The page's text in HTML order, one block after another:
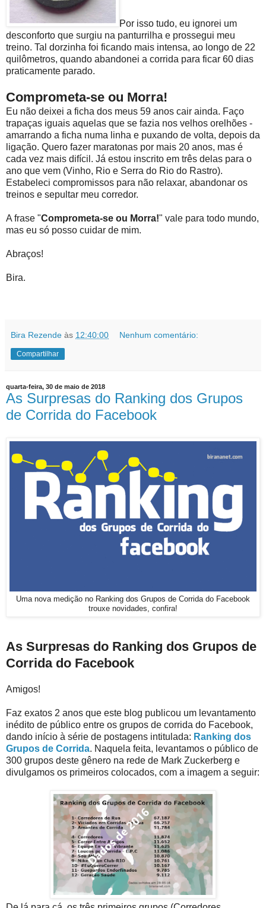
Por isso tudo, eu ignorei um
desconforto que surgiu na panturrilha e prossegui meu
treino. Tal dorzinha foi ficando mais intensa, ao longo de 22
quilômetros, quando abandonei a corrida para ficar 60 dias
praticamente parado.
Comprometa-se ou Morra!
Eu não deixei a ficha dos meus 59 anos cair ainda. Faço
trapaças iguais aquelas que se fazia nos velhos orelhões -
amarrando a ficha numa linha e puxando de volta, depois da
ligação. Quero fazer maratonas por mais 20 anos, mas é
cada vez mais difícil. Já estou inscrito em três delas para o
ano que vem (Vinho, Rio e Serra do Rio do Rastro).
Estabeleci compromissos para não relaxar, abandonar os
treinos e sepultar meu corredor.
A frase "Comprometa-se ou Morra!" vale para todo mundo,
mas eu só posso cuidar de mim.
Abraços!
Bira.
Bira Rezende às 12:40:00 Nenhum comentário:
Compartilhar
quarta-feira, 30 de maio de 2018
As Surpresas do Ranking dos Grupos
de Corrida do Facebook
Uma nova medição no Ranking dos Grupos de Corrida do Facebook
trouxe novidades, confira!
As Surpresas do Ranking dos Grupos de
Corrida do Facebook
Amigos!
Faz exatos 2 anos que este blog publicou um levantamento
inédito de público entre os grupos de corrida do Facebook,
dando início à série de postagens intitulada: Ranking dos
Grupos de Corrida. Naquela feita, levantamos o público de
300 grupos deste gênero na rede de Mark Zuckerberg e
divulgamos os primeiros colocados, com a imagem a seguir: